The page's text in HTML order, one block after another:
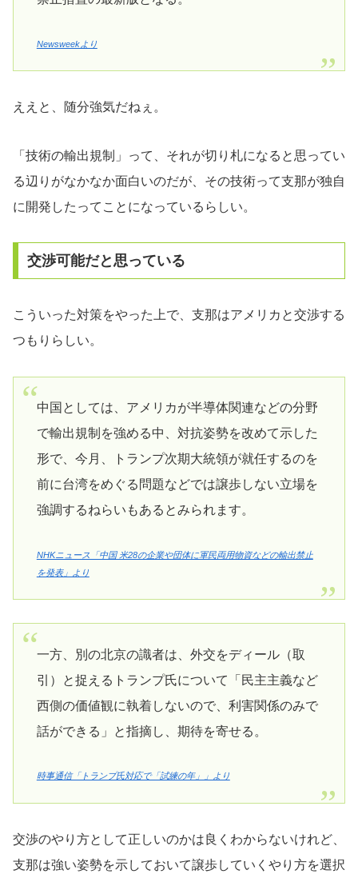
Newsweekより
ええと、随分強気だねぇ。
「技術の輸出規制」って、それが切り札になると思ってい
る辺りがなかなか面白いのだが、その技術って支那が独自
に開発したってことになっているらしい。
交渉可能だと思っている
こういった対策をやった上で、支那はアメリカと交渉する
つもりらしい。
中国としては、アメリカが半導体関連などの分野
で輸出規制を強める中、対抗姿勢を改めて示した
形で、今月、トランプ次期大統領が就任するのを
前に台湾をめぐる問題などでは譲歩しない立場を
強調するねらいもあるとみられます。
NHKニュース「中国 米28の企業や団体に軍民両用物資などの輸出禁止
を発表」より
一方、別の北京の識者は、外交をディール（取
引）と捉えるトランプ氏について「民主主義など
西側の価値観に執着しないので、利害関係のみで
話ができる」と指摘し、期待を寄せる。
時事通信「トランプ氏対応で「試練の年」」より
交渉のやり方として正しいのかは良くわからないけれど、
支那は強い姿勢を示しておいて譲歩していくやり方を選択